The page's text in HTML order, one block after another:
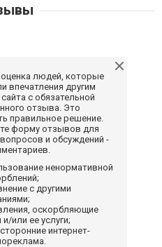
людей, которые
впечатления другим
с обязательной
отзыва. Это
правильное решение.
форму отзывов для
и обсуждений -
ненормативной
с другими
оскорбляющие
или ее услуги;
интернет-